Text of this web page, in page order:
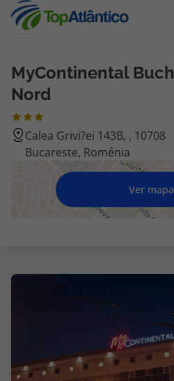
Destinos
Voos
Hotéis
Voos + Hotel
Promoções
MyContinental
Nord
Calea Grivi?ei 143B, , 10708
Bucareste, Roménia
Ver mapa